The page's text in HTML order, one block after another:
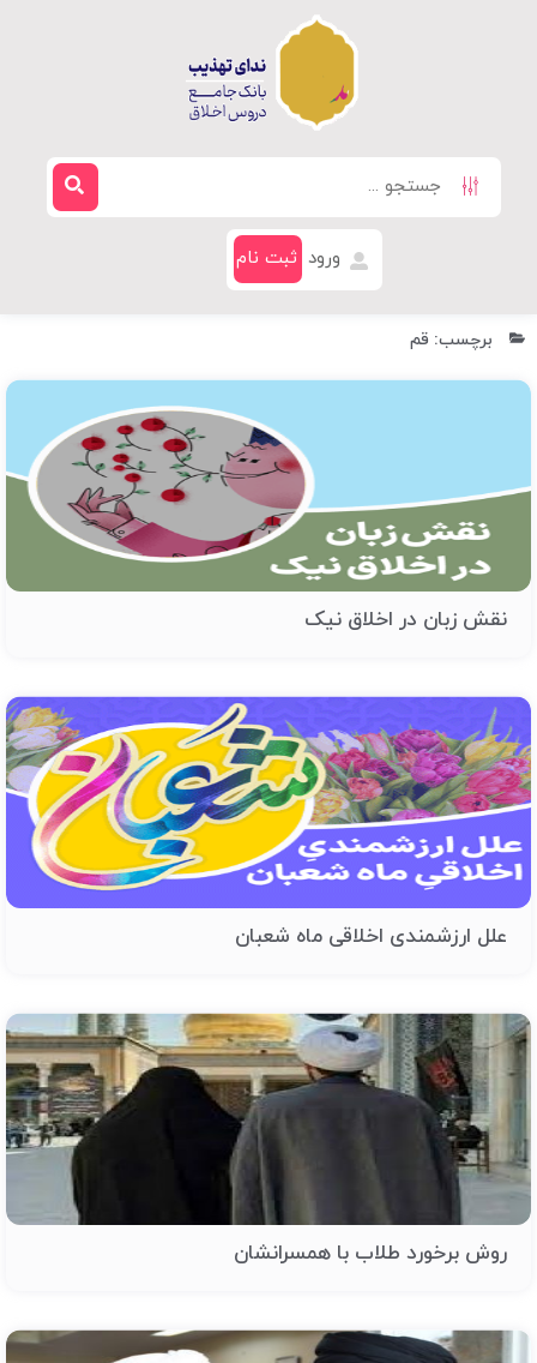
ورود ثبت نام
برچسب: قم
نقش زبان در اخلاق نیک
علل ارزشمندی اخلاقی ماه شعبان
روش برخورد طلاب با همسرانشان